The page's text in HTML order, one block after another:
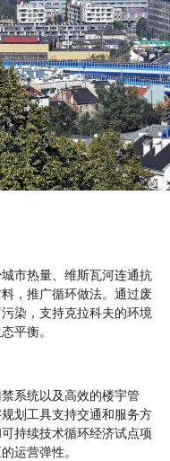
市热量、维斯瓦河连通抗
，推广循环做法。通过废
染，支持克拉科夫的环境
平衡。
系统以及高效的楼宇管
划工具支持交通和服务方
持续技术循环经济试点项
运营弹性。